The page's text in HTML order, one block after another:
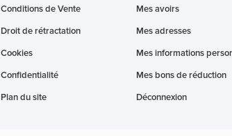
Conditions de Vente
Droit de rétractation
Cookies
Confidentialité
Plan du site
Mes avoirs
Mes adresses
Mes informations
Mes bons de réduction
Déconnexion